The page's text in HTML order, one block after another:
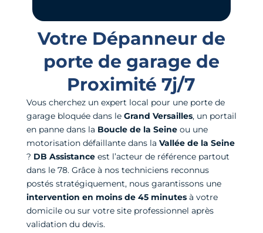
Votre Dépanneur de
porte de garage de
Proximité 7j/7
Vous cherchez un expert local pour une porte de
garage bloquée dans le Grand Versailles, un portail
en panne dans la Boucle de la Seine ou une
motorisation défaillante dans la Vallée de la Seine
? DB Assistanceest l’acteur de référence partout
dans le 78. Grâce à nos techniciens reconnus
postés stratégiquement, nous garantissons une
intervention en moins de 45 minutesà votre
domicile ou sur votre site professionnel après
validation du devis.